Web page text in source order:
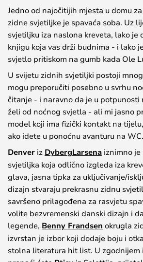
Jedno od najočitijih mjesta u domu
zidne svjetiljke je spavaća soba. Uz
svjetiljku iza naslona kreveta, lako je
knjigu koja vas drži budnima - i lako
svjetlo pritiskom na gumb kada Ole
U svijetu zidnih svjetiljki postoji
mogu preporučiti posebno u svrhu
čitanje - i naravno da je u potpunosti
želi od noćnog svjetla - ali mi jasno
model koji ima fizički kontakt na
ako idete u ponoćnu avanturu na WC.
Denver iz DybergLarsena iznimno
svjetiljka koja odlično izgleda iza
glava, jasna tipka za uključivanje/
dizajn stvaraju prekrasnu zidnu
savršeno prilagođena za rasvjetu
volite bezvremenski danski dizajn i
legende, Benny Frandsen okrugla
izvrstan je izbor koji dodaje boju i
stolna literatura hit list. U zgodnijem